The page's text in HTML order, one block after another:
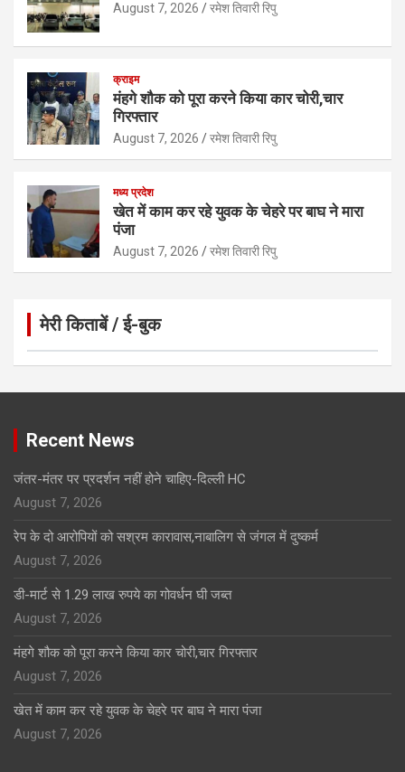
August 7, 2026 रमेश तिवारी रिपु
क्राइम
मंहगे शौक को पूरा करने किया कार चोरी,चार
गिरफ्तार
August 7, 2026 रमेश तिवारी रिपु
मध्य प्रदेश
खेत में काम कर रहे युवक के चेहरे पर बाघ ने मारा
पंजा
August 7, 2026 रमेश तिवारी रिपु
मेरी किताबें / ई-बुक
Click to Open Page
Recent News
जंतर-मंतर पर प्रदर्शन नहीं होने चाहिए-दिल्ली HC
August 7, 2026
रेप के दो आरोपियों को सश्रम कारावास,नाबालिग से जंगल में दुष्कर्म
August 7, 2026
डी-मार्ट से 1.29 लाख रुपये का गोवर्धन घी जब्त
August 7, 2026
मंहगे शौक को पूरा करने किया कार चोरी,चार गिरफ्तार
August 7, 2026
खेत में काम कर रहे युवक के चेहरे पर बाघ ने मारा पंजा
August 7, 2026